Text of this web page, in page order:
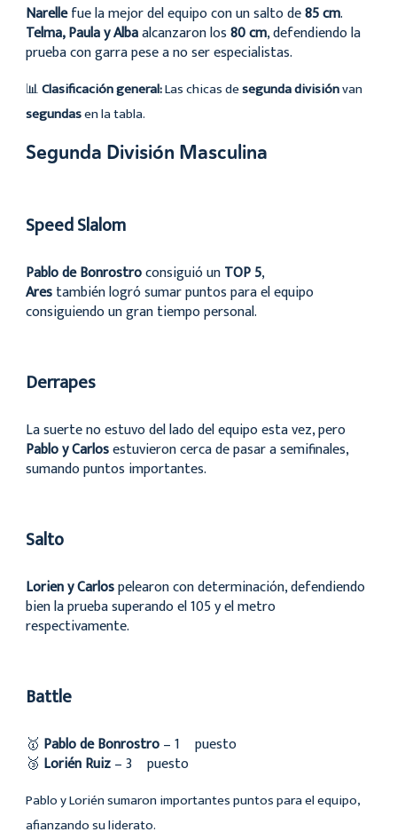
Narellefue la mejor del equipo con un salto de85 cm.
Telma, Paula y Albaalcanzaron los80 cm, defendiendo la
prueba con garra pese a no ser especialistas.
📊Clasificación general:Las chicas desegunda divisiónvan
segundasen la tabla.
Segunda División Masculina
Speed Slalom
Pablo de Bonrostroconsiguió unTOP 5,
Arestambién logró sumar puntos para el equipo
consiguiendo un gran tiempo personal.
Derrapes
La suerte no estuvo del lado del equipo esta vez, pero
Pablo y Carlosestuvieron cerca de pasar a semifinales,
sumando puntos importantes.
Salto
Lorien y Carlospelearon con determinación, defendiendo
bien la prueba superando el 105 y el metro
respectivamente.
Battle
🥇 Pablo de Bonrostro– 1º puesto
🥉 Lorién Ruiz– 3º puesto
Pablo y Lorién sumaron importantes puntos para el equipo,
afianzando su liderato.